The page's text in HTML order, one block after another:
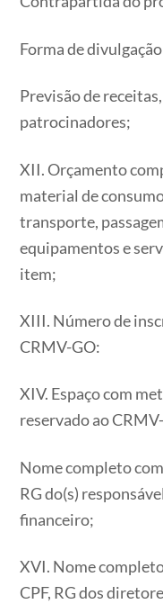
Forma de
Previsão de
patrocinadores;
XII. Orçamento
material de
transporte,
equipamentos e
item;
XIII. Número de
CRMV-GO:
XIV. Espaço com
reservado ao
Nome completo
RG do(s)
financeiro;
XVI. Nome
CPF, RG dos